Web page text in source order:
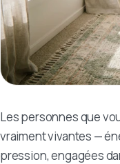
Les personnes que
vraiment vivantes —
pression, engagées